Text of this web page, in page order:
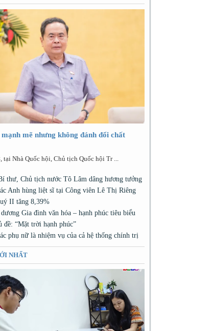
mẽ nhưng không đánh đổi chất
tại Nhà Quốc hội, Chủ tịch Quốc hội Tr ...
thư, Chủ tịch nước Tô Lâm dâng hương tưởng
Anh hùng liệt sĩ tại Công viên Lê Thị Riêng
II tăng 8,39%
Gia đình văn hóa – hạnh phúc tiêu biểu
đề: “Mặt trời hạnh phúc”
phụ nữ là nhiệm vụ của cả hệ thống chính trị
NHẤT